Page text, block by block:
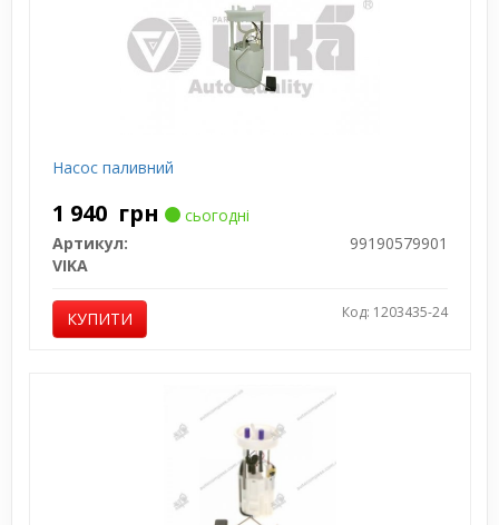
Насос паливний
1 940 грн
сьогодні
Артикул:
99190579901
VIKA
КУПИТИ Код: 1203435-24